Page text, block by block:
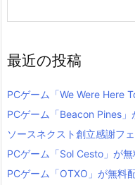
最近の投稿
PCゲーム「We Were Here
PCゲーム「Beacon Pines」
ソースネクスト創立感謝フ
PCゲーム「Sol Cesto」が無
PCゲーム「OTXO」が無料配